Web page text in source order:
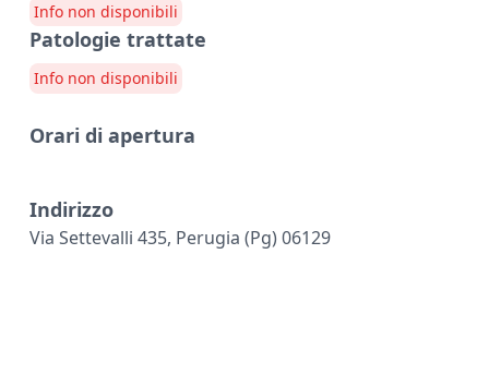
Info non disponibili
Patologie trattate
Info non disponibili
Orari di apertura
Indirizzo
Via Settevalli 435, Perugia (pg) 06129